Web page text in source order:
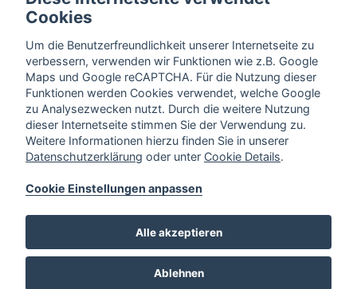
Bereiche und Texte noch zugänglicher zu machen.
Sollten Sie dennoch auf Barrieren stoßen, freuen wir uns über
Ihre Rückmeldung.
Kontakt
Wenn Sie Hilfe benötigen oder uns Barrieren melden
möchten, nutzen Sie bitte unserKontaktformular
Cookies
Um die Benutzerfreundlichkeit unserer Internetseite zu
verbessern, verwenden wir Funktionen wie z.B. Google
Maps und Google reCAPTCHA. Für die Nutzung dieser
Funktionen werden Cookies verwendet, welche Google
zu Analysezwecken nutzt. Durch die weitere Nutzung
dieser Internetseite stimmen Sie der Verwendung zu.
Weitere Informationen hierzu finden Sie in unserer
Datenschutzerklärung oder unter Cookie Details.
Cookie Einstellungen anpassen
Alle akzeptieren
Ablehnen